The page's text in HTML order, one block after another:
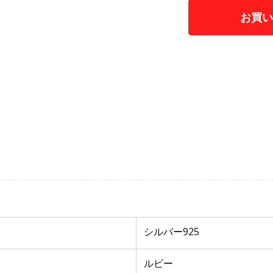
お買
シルバー925
ルビー